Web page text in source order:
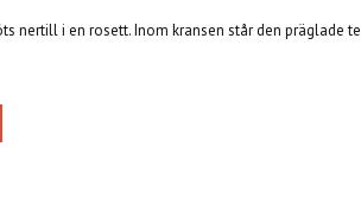
nertill i en rosett. Inom kransen står den präglade